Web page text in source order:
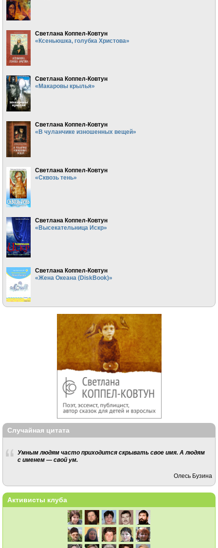
Светлана Коппел-Ковтун
«Ксеньюшка, голубка Христова»
Светлана Коппел-Ковтун
«Макаровы крылья»
Светлана Коппел-Ковтун
«В чуланчике изношенных вещей»
Светлана Коппел-Ковтун
«Сквозь тень»
Светлана Коппел-Ковтун
«Высекательница Искр»
Светлана Коппел-Ковтун
«Жена Океана (DiskBook)»
Случайная цитата
Умным людям часто приходится скрывать свое имя. А людям
с именем — свой ум.
Олесь Бузина
Активисты клуба